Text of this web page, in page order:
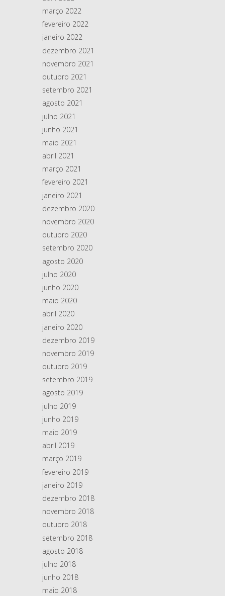
março 2022
fevereiro 2022
janeiro 2022
dezembro 2021
novembro 2021
outubro 2021
setembro 2021
agosto 2021
julho 2021
junho 2021
maio 2021
abril 2021
março 2021
fevereiro 2021
janeiro 2021
dezembro 2020
novembro 2020
outubro 2020
setembro 2020
agosto 2020
julho 2020
junho 2020
maio 2020
abril 2020
janeiro 2020
dezembro 2019
novembro 2019
outubro 2019
setembro 2019
agosto 2019
julho 2019
junho 2019
maio 2019
abril 2019
março 2019
fevereiro 2019
janeiro 2019
dezembro 2018
novembro 2018
outubro 2018
setembro 2018
agosto 2018
julho 2018
junho 2018
maio 2018